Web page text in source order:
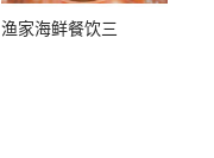
渔家海鲜餐饮三